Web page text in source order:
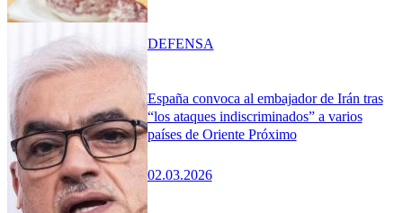
España convoca al embajador de Irán tras
“los ataques indiscriminados” a varios
países de Oriente Próximo
02.03.2026
DEFENSA